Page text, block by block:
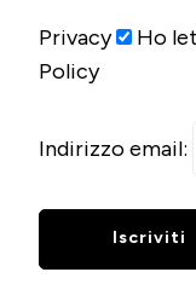
Privacy
Ho
Policy
Indirizzo email: